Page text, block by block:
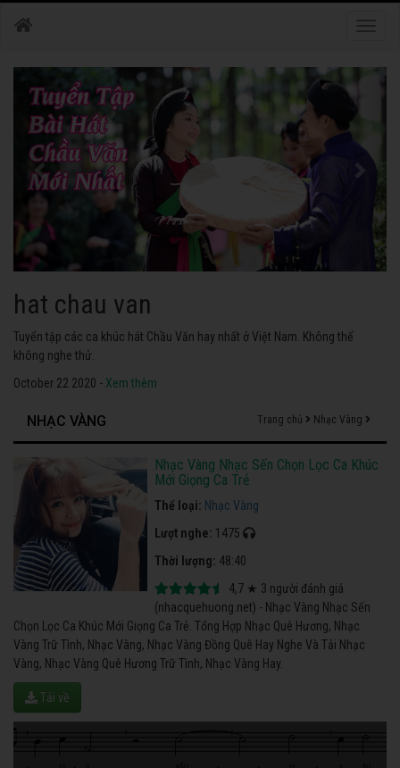
hat chau van
Tuyển tập các ca khúc hát Chầu Văn hay nhất ở Việt Nam. Không thể
không nghe thử.
October 22 2020 - Xem thêm
NHẠC VÀNG Trang chủ Nhạc Vàng
Nhạc Vàng Nhạc Sến Chọn Lọc Ca Khúc
Mới Giọng Ca Trẻ
Thể loại: Nhạc Vàng
Lượt nghe: 1475
Thời lượng: 48:40
4,7 ★ 3 người đánh giá
(nhacquehuong.net) - Nhạc Vàng Nhạc Sến
Chọn Lọc Ca Khúc Mới Giọng Ca Trẻ. Tổng Hợp Nhạc Quê Hương, Nhạc
Vàng Trữ Tình, Nhạc Vàng, Nhạc Vàng Đồng Quê Hay Nghe Và Tải Nhạc
Vàng, Nhạc Vàng Quê Hương Trữ Tình, Nhạc Vàng Hay.
Tải về